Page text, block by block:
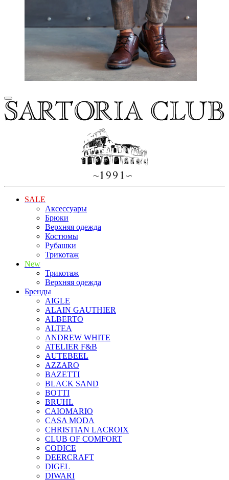
SALE
Аксессуары
Брюки
Верхняя одежда
Костюмы
Рубашки
Трикотаж
New
Трикотаж
Верхняя одежда
Бренды
AIGLE
ALAIN GAUTHIER
ALBERTO
ALTEA
ANDREW WHITE
ATELIER F&B
AUTEBEEL
AZZARO
BAZETTI
BLACK SAND
BOTTI
BRUHL
CAIOMARIO
CASA MODA
CHRISTIAN LACROIX
CLUB OF COMFORT
CODICE
DEERCRAFT
DIGEL
DIWARI